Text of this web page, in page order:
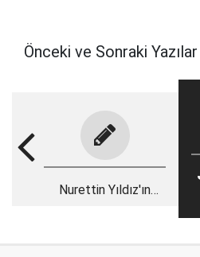
Önceki ve Sonraki Yazılar
Nurettin Yıldız'ın